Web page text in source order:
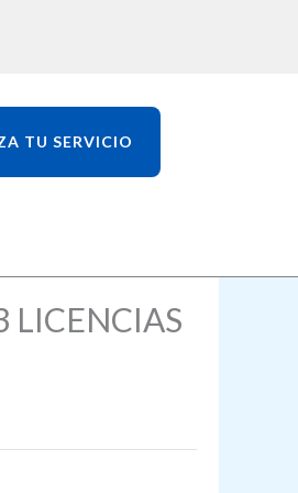
TU SERVICIO
LICENCIAS